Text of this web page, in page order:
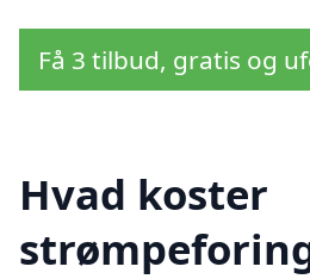
Få 3 tilbud, gratis og
Hvad koster